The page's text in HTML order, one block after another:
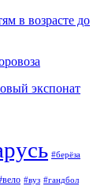
в возрасте до
экспонат
#берёза
#вуз #гандбол